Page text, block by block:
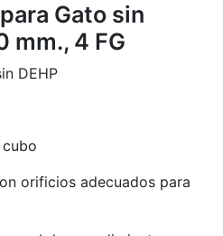
Gato sin
mm., 4 FG
DEHP
orificios adecuados para